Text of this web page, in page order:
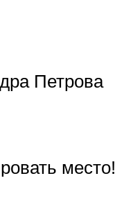
Петрова
место!